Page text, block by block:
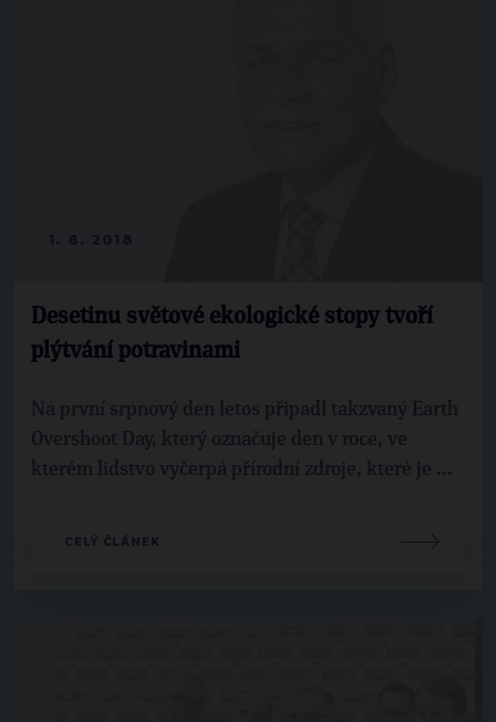
Desetinu světové ekologické stopy tvoří
plýtvání potravinami
Na první srpnový den letos připadl takzvaný Earth
Overshoot Day, který označuje den v roce, ve
kterém lidstvo vyčerpá přírodní zdroje, které je ...
CELÝ ČLÁNEK